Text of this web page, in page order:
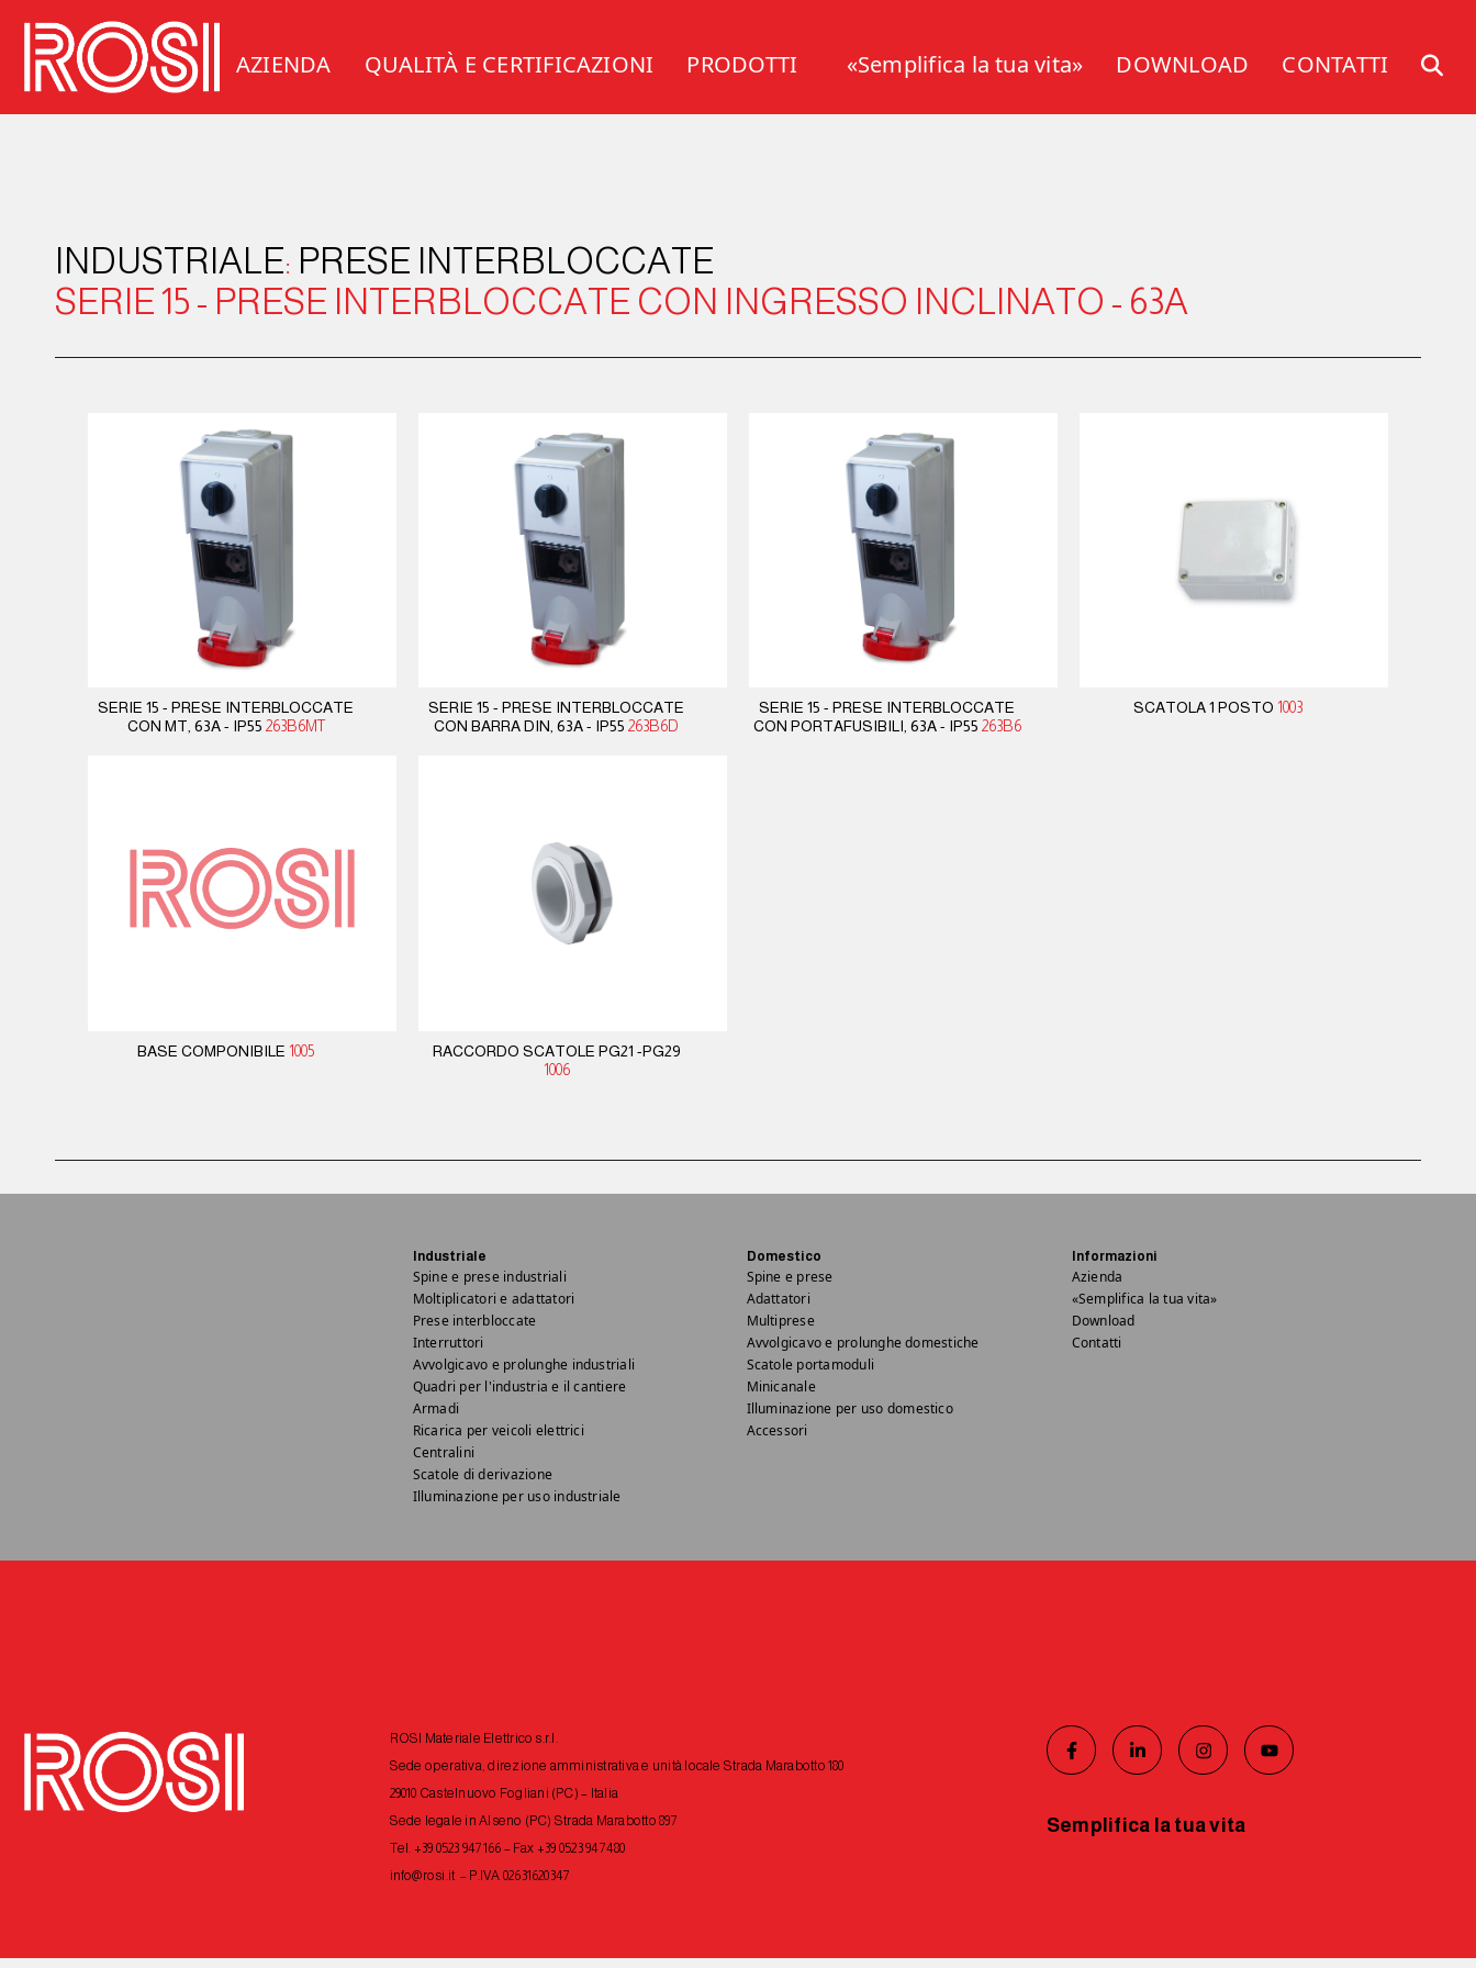
AZIENDA QUALITÀ E CERTIFICAZIONI PRODOTTI «Semplifica la tua vita» DOWNLOAD CONTATTI
INDUSTRIALE: PRESE INTERBLOCCATE
SERIE 15 - PRESE INTERBLOCCATE CON INGRESSO INCLINATO - 63A
SERIE 15 - PRESE INTERBLOCCATE
CON MT, 63A - IP55 263B6MT
SERIE 15 - PRESE INTERBLOCCATE
CON BARRA DIN, 63A - IP55 263B6D
SERIE 15 - PRESE INTERBLOCCATE
CON PORTAFUSIBILI, 63A - IP55 263B6
SCATOLA 1 POSTO 1003
BASE COMPONIBILE 1005
RACCORDO SCATOLE PG21 -PG29
1006
Industriale
Spine e prese industriali
Moltiplicatori e adattatori
Prese interbloccate
Interruttori
Avvolgicavo e prolunghe industriali
Quadri per l'industria e il cantiere
Armadi
Ricarica per veicoli elettrici
Centralini
Scatole di derivazione
Illuminazione per uso industriale
Domestico
Spine e prese
Adattatori
Multiprese
Avvolgicavo e prolunghe domestiche
Scatole portamoduli
Minicanale
Illuminazione per uso domestico
Accessori
Informazioni
Azienda
«Semplifica la tua vita»
Download
Contatti
ROSI Materiale Elettrico s.r.l.
Sede operativa, direzione amministrativa e unità locale Strada Marabotto 180
29010 Castelnuovo Fogliani (PC) – Italia
Sede legale in Alseno (PC) Strada Marabotto 897
Tel. +39 0523 947166 – Fax +39 0523 947480
info@rosi.it – P.IVA 02631620347
Semplifica la tua vita